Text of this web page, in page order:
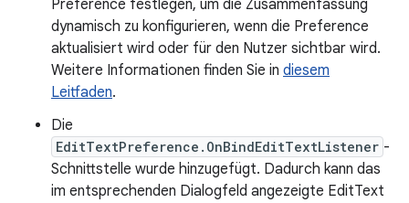
Preference festlegen, um die Zusammenfassung
dynamisch zu konfigurieren, wenn die Preference
aktualisiert wird oder für den Nutzer sichtbar wird.
Weitere Informationen finden Sie in diesem
Leitfaden.
Die
EditTextPreference.OnBindEditTextListener -
Schnittstelle wurde hinzugefügt. Dadurch kann das
im entsprechenden Dialogfeld angezeigte EditText